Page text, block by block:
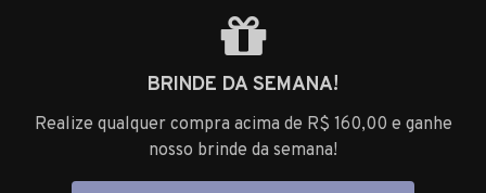
BRINDE DA SEMANA!
Realize qualquer compra acima de R$ 160,00 e ganhe
nosso brinde da semana!